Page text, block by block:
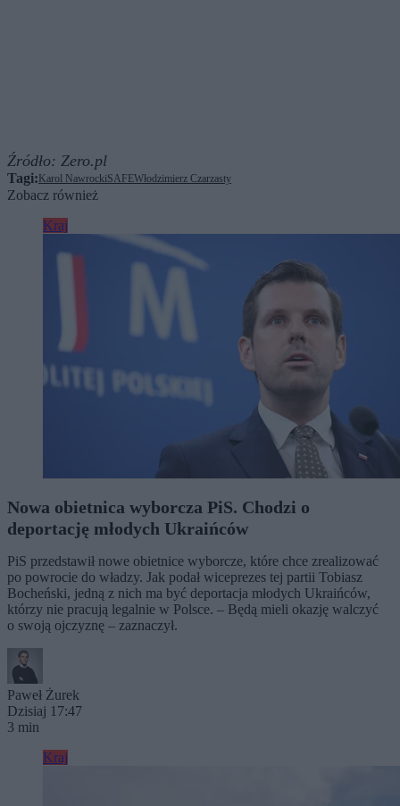
Źródło: Zero.pl
Tagi:Karol NawrockiSAFEWłodzimierz Czarzasty
Zobacz również
Kraj
Nowa obietnica wyborcza PiS. Chodzi o
deportację młodych Ukraińców
PiS przedstawił nowe obietnice wyborcze, które chce zrealizować
po powrocie do władzy. Jak podał wiceprezes tej partii Tobiasz
Bocheński, jedną z nich ma być deportacja młodych Ukraińców,
którzy nie pracują legalnie w Polsce. – Będą mieli okazję walczyć
o swoją ojczyznę – zaznaczył.
Paweł Żurek
Dzisiaj 17:47
3 min
Kraj